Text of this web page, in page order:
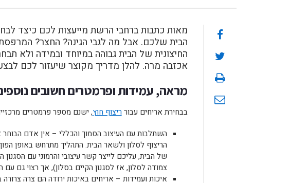
מאות כתבות ברחבי הרשת מייעצות לכם כיצד
הבית שלכם. אבל מה לגבי הגינה? החצר?
החיצונית של הבית גבוהה במיוחד ובמידה ולא
אכזבה מרה. להלן מדריך מקוצר שיעזור לכם
מראה, עמידות ופרמטרים חשובים
בבחירת אריחים עבורריצוף חוץ, ישנם מספר פרמטרים
השתלבות עם העיצוב הסמוך והכללי – אין אדם
הריצוף לסלון ולשאר הבית. התהליך מתרחש באופן
של הבית, עליכם לייצר קשר עיצובי והרמוני עם
צמודה לסלון, אז לסגנון הקיים בסלון), אך רצוי גם עם
איכות ועמידות – אריחים באיכות ירודה הם צרה